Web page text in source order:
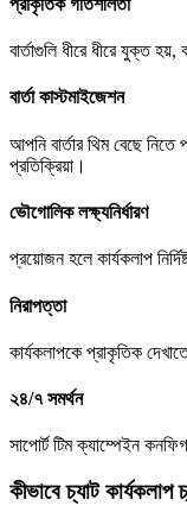
প্রাকৃতিক গতিশীলতা
বার্তাগুলি ধীরে ধীরে যুক্ত
বার্তা কাস্টমাইজেশন
আপনি বার্তার থিম বেছে নিতে
প্রতিক্রিয়া।
ভৌগোলিক লক্ষ্যনির্ধারণ
প্রয়োজন হলে কার্যকলাপ
নিরাপত্তা
কার্যকলাপকে প্রাকৃতিক
২৪/৭ সমর্থন
সাপোর্ট টিম ক্যাম্পেইন
কীভাবে চ্যাট